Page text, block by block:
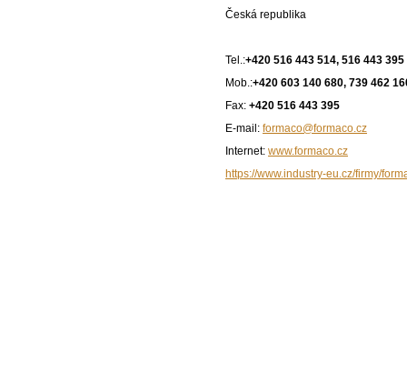
Česká republika
Tel.:+420 516 443 514, 516 443 395
Mob.:+420 603 140 680, 739 462
Fax: +420 516 443 395
E-mail: formaco@formaco.cz
Internet: www.formaco.cz
https://www.industry-eu.cz/firmy/